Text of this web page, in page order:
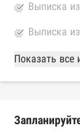
Выписка
Выписка
База
Реестры
Реестр
Показать все